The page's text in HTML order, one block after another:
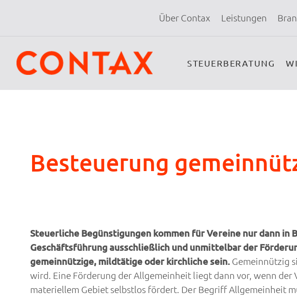
Über Contax Leistungen
STEUERBERATUNG
Besteuerung
Steuerliche Begünstigungen kommen für Vereine nur dann in
Geschäftsführung ausschließlich und unmittelbar der
gemeinnützige, mildtätige oder kirchliche sein. Gemeinnützig
wird. Eine Förderung der Allgemeinheit liegt dann vor, wenn
materiellem Gebiet selbstlos fördert. Der Begriff Allgemeinheit